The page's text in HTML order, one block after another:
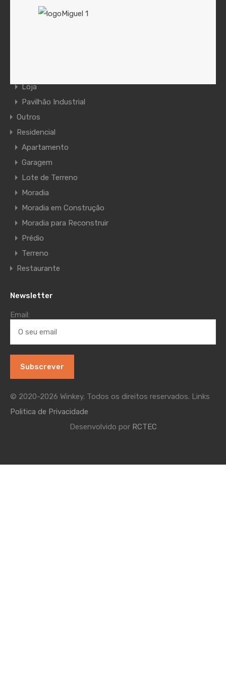
Armazém
Loja
Pavilhão Industrial
Outros
Residencial
Apartamento
Garagem
Lote de Terreno
Moradia
Moradia em Construção
Moradia para Reconstruir
Prédio
Terreno
Restaurante
Newsletter
Email:
© 2020-2026 Winkey. Todos os direitos reservados. Links
Politica de Privacidade
Desenvolvido por RCTEC